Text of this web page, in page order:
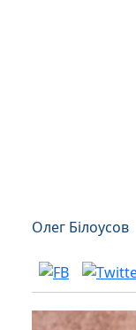
Олег Білоусов